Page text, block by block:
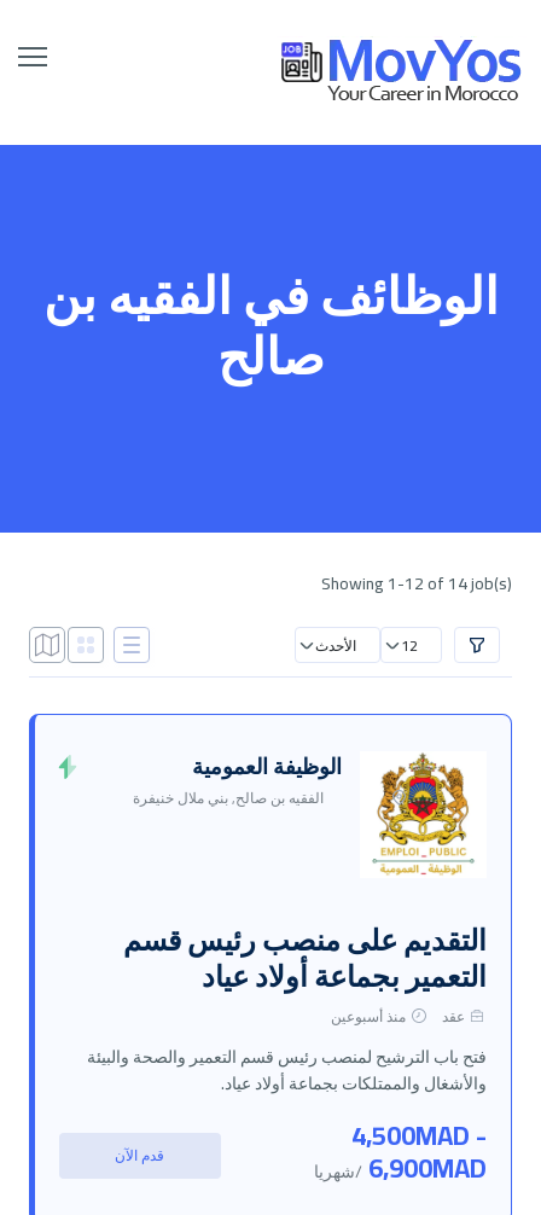
الوظائف في الفقيه بن
صالح
Showing 1-12 of 14 job(s)
12 الأحدث
الوظيفة العمومية
الفقيه بن صالح, بني ملال خنيفرة
التقديم على منصب رئيس قسم
التعمير بجماعة أولاد عياد
عقد منذ أسبوعين
فتح باب الترشيح لمنصب رئيس قسم التعمير والصحة والبيئة
والأشغال والممتلكات بجماعة أولاد عياد.
4,500MAD -
6,900MAD /شهريا
قدم الآن